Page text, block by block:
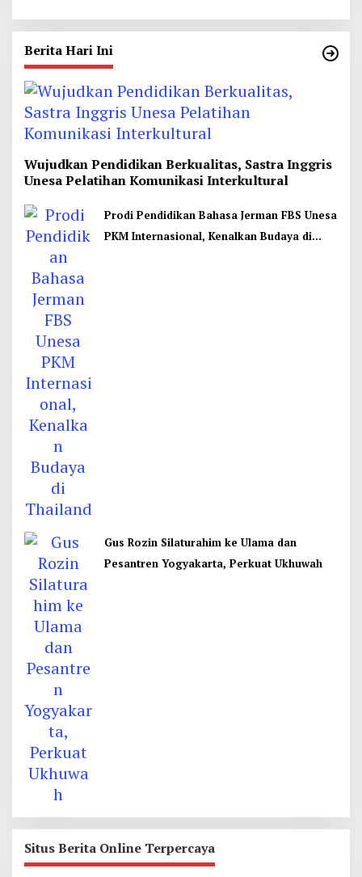
Berita Hari Ini
Wujudkan Pendidikan Berkualitas, Sastra Inggris
Unesa Pelatihan Komunikasi Interkultural
Prodi Pendidikan Bahasa Jerman FBS Unesa
PKM Internasional, Kenalkan Budaya di
Gus Rozin Silaturahim ke Ulama dan
Pesantren Yogyakarta, Perkuat Ukhuwah
Situs Berita Online Terpercaya